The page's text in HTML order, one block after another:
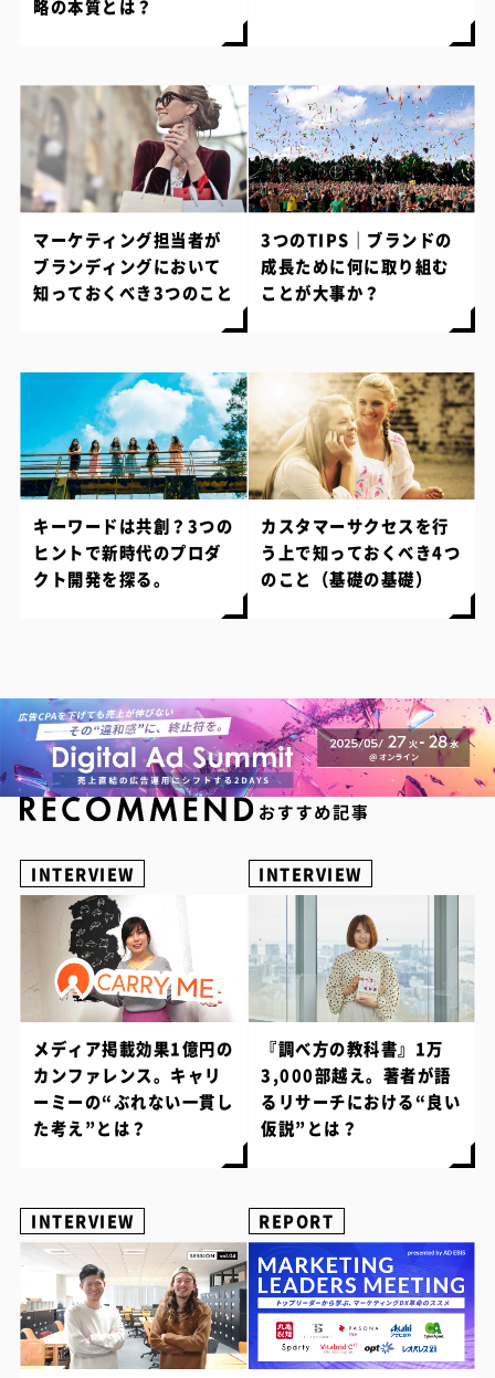
略の本質とは？
マーケティング担当者が
ブランディングにおいて
知っておくべき3つのこと
3つのTIPS｜ブランドの
成長ために何に取り組む
ことが大事か？
キーワードは共創？3つの
ヒントで新時代のプロダ
クト開発を探る。
カスタマーサクセスを行
う上で知っておくべき4つ
のこと（基礎の基礎）
INTERVIEW
メディア掲載効果1億円の
カンファレンス。キャリ
ーミーの“ぶれない一貫し
た考え”とは？
INTERVIEW
『調べ方の教科書』1万
3,000部越え。著者が語
るリサーチにおける“良い
仮説”とは？
INTERVIEW REPORT